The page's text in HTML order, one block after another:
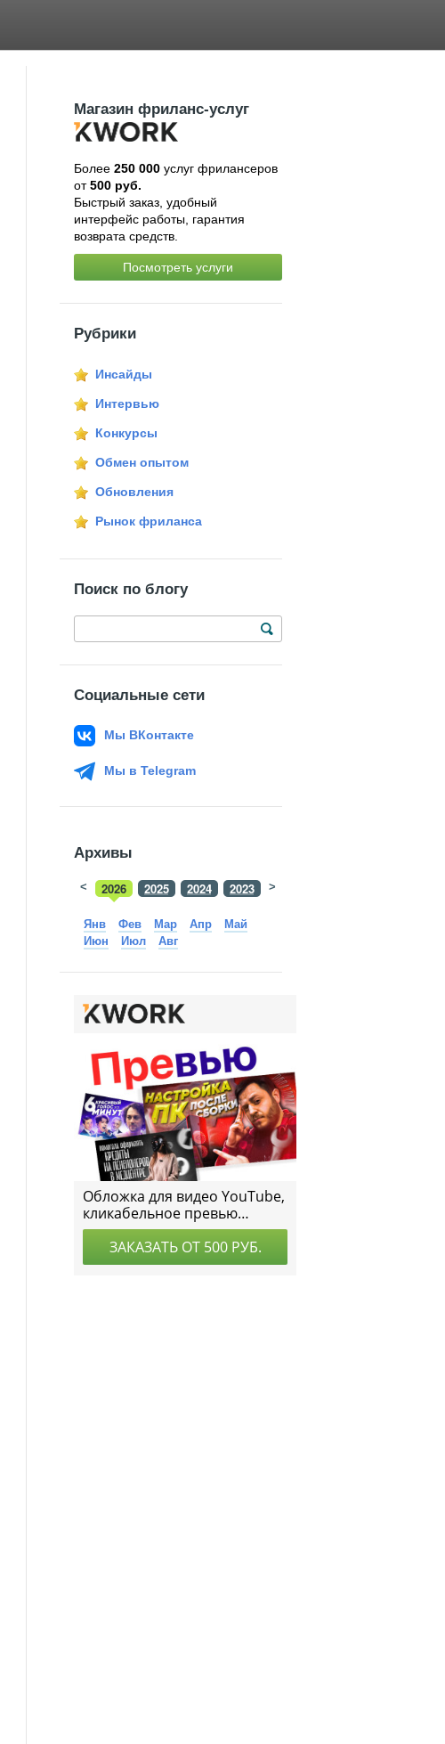
Магазин фриланс-услуг
Более 250 000услуг фрилансеров
от500 руб.
Быстрый заказ, удобный
интерфейс работы, гарантия
возврата средств.
Посмотреть услуги
Рубрики
Инсайды
Интервью
Конкурсы
Обмен опытом
Обновления
Рынок фриланса
Поиск по блогу
Социальные сети
Мы ВКонтакте
Мы в Telegram
Архивы
2026 2025 2024 2023 2022
< >
Янв Фев Мар Апр
Май
Июн
Июл Авг